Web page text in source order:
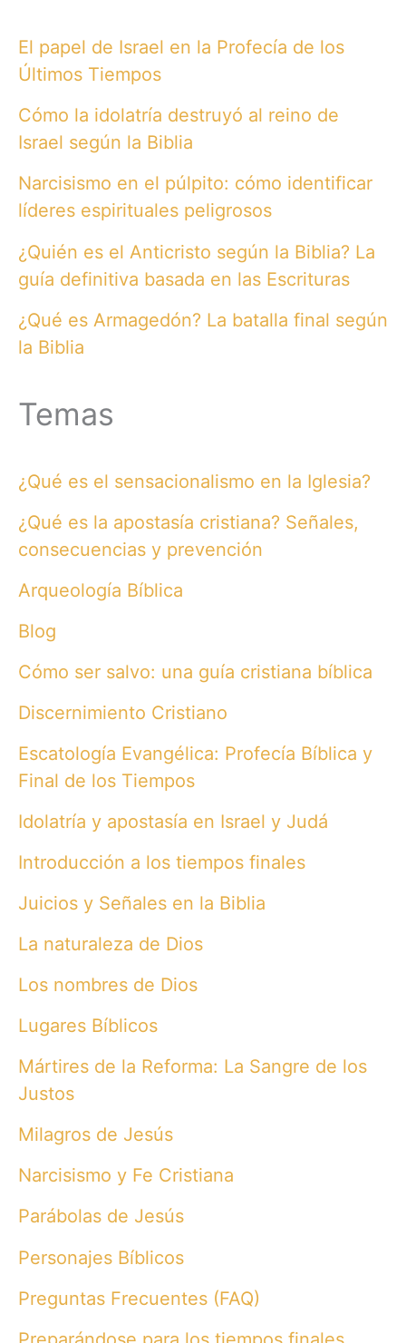
El papel de Israel en la Profecía de los
Últimos Tiempos
Cómo la idolatría destruyó al reino de
Israel según la Biblia
Narcisismo en el púlpito: cómo identificar
líderes espirituales peligrosos
¿Quién es el Anticristo según la Biblia? La
guía definitiva basada en las Escrituras
¿Qué es Armagedón? La batalla final según
la Biblia
Temas
¿Qué es el sensacionalismo en la Iglesia?
¿Qué es la apostasía cristiana? Señales,
consecuencias y prevención
Arqueología Bíblica
Blog
Cómo ser salvo: una guía cristiana bíblica
Discernimiento Cristiano
Escatología Evangélica: Profecía Bíblica y
Final de los Tiempos
Idolatría y apostasía en Israel y Judá
Introducción a los tiempos finales
Juicios y Señales en la Biblia
La naturaleza de Dios
Los nombres de Dios
Lugares Bíblicos
Mártires de la Reforma: La Sangre de los
Justos
Milagros de Jesús
Narcisismo y Fe Cristiana
Parábolas de Jesús
Personajes Bíblicos
Preguntas Frecuentes (FAQ)